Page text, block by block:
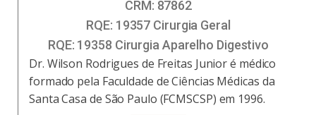
CRM: 87862
RQE: 19357 Cirurgia Geral
RQE: 19358 Cirurgia Aparelho Digestivo
Dr. Wilson Rodrigues de Freitas Junior é médico
formado pela Faculdade de Ciências Médicas da
Santa Casa de São Paulo (FCMSCSP) em 1996.